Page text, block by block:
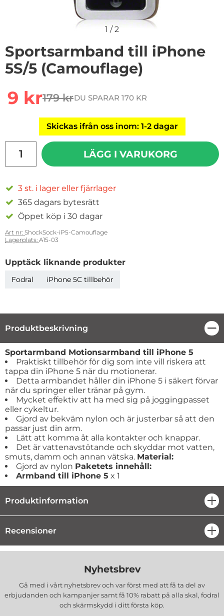
1 /2
Sportsarmband till iPhone
5S/5 (Camouflage)
rea pris
9 krtidigare pris
179 krDU SPARAR 170 KR
Skickas ifrån oss inom: 1-2 dagar
LÄGG I VARUKORG
3 st. i lager eller fjärrlager
365 dagars bytesrätt
Öppet köp i 30 dagar
Art nr: ShockSock-iP5-Camouflage
Lagerplats: A15-03
Upptäck liknande produkter
Fodral iPhone 5C tillbehör
Produktbeskrivning
Produktbeskrivning
Sportarmband Motionsarmband till iPhone 5
Praktiskt tillbehör för dig som inte vill riskera att
tappa din iPhone 5 när du motionerar.
Detta armbandet håller din iPhone 5 i säkert förvar
när du springer eller tränar på gym.
Mycket effektiv att ha med sig på joggingpasset
eller cykeltur.
Gjord av bekväm nylon och är justerbar så att den
passar just din arm.
Lätt att komma åt alla kontakter och knappar.
Det är vattenavstötande och skyddar mot vatten,
smuts, damm och annan vätska. Material:
Gjord av nylon Paketets innehåll:
Armband till iPhone 5 x 1
Produktinformation
Recensioner
Nyhetsbrev
Gå med i vårt nyhetsbrev och var först med att få ta del av
erbjudanden och kampanjer samt få 10% rabatt på alla skal, fodral
och skärmskydd i ditt första köp.